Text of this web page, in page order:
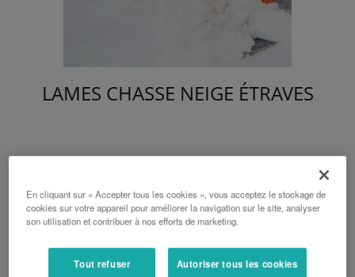
LAMES CHASSE NEIGE ÉTRAVES
En cliquant sur « Accepter tous les cookies », vous acceptez le stockage de
cookies sur votre appareil pour améliorer la navigation sur le site, analyser
son utilisation et contribuer à nos efforts de marketing.
Tout refuser Autoriser tous les cookies